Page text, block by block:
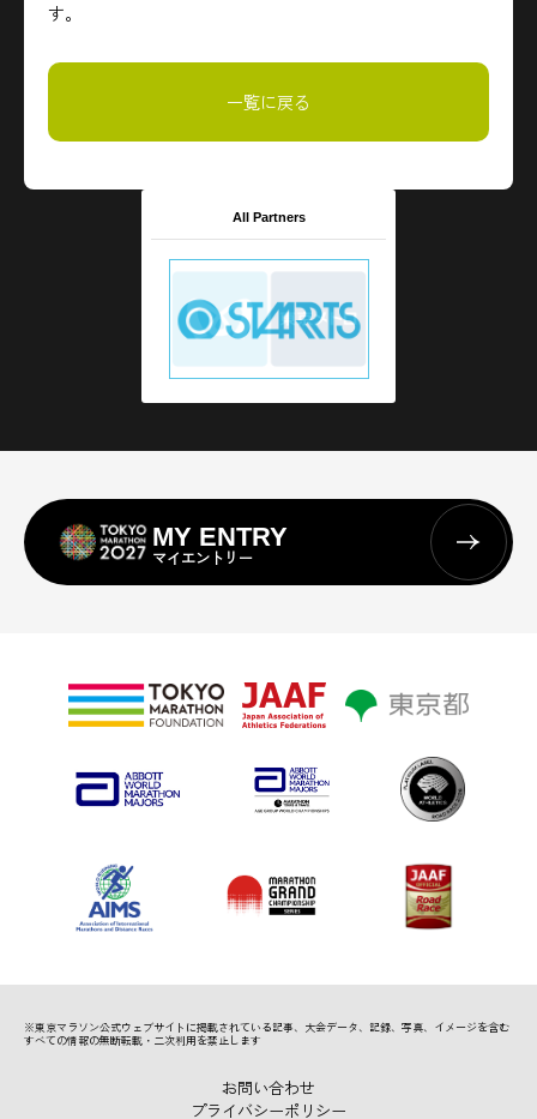
す。
一覧に戻る
All Partners
MY ENTRY
マイエントリー
※東京マラソン公式ウェブサイトに掲載されている記事、 大会データ、記録、写真、イメージを含む
すべての情報の無断転載・二次利用を禁止します
お問い合わせ
プライバシーポリシー